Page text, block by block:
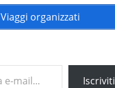
Viaggi organizzati
Iscriviti